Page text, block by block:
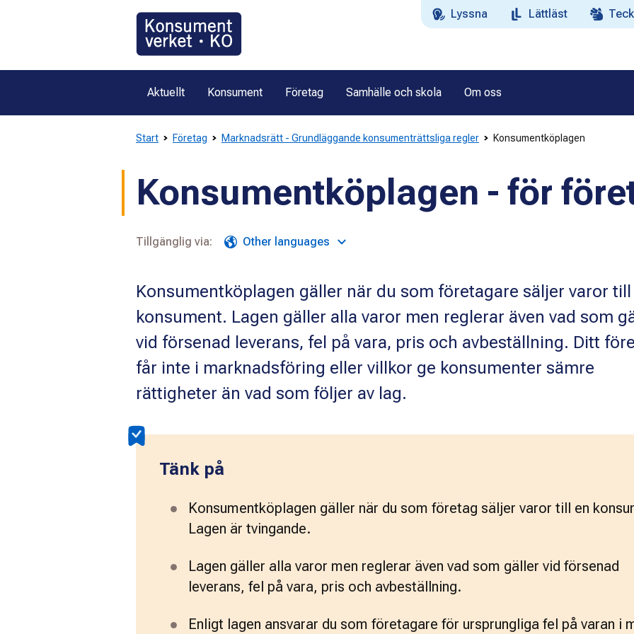
Lyssna Lättläst
Aktuellt Konsument Företag Samhälle och skola Om oss
Start Företag Marknadsrätt - Grundläggande konsumenträttsliga regler Konsumentköplagen
Konsumentköplagen - för
Tillgänglig via: Other languages
Konsumentköplagen gäller när du som företagare säljer varor till
konsument. Lagen gäller alla varor men reglerar även vad som
vid försenad leverans, fel på vara, pris och avbeställning. Ditt
får inte i marknadsföring eller villkor ge konsumenter sämre
rättigheter än vad som följer av lag.
Tänk på
Konsumentköplagen gäller när du som företag säljer varor till en
Lagen är tvingande.
Lagen gäller alla varor men reglerar även vad som gäller vid försenad
leverans, fel på vara, pris och avbeställning.
Enligt lagen ansvarar du som företagare för ursprungliga fel på varan i